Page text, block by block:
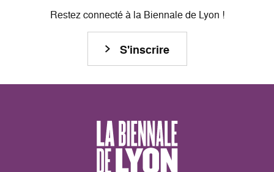
Restez connecté à la Biennale de Lyon !
S'inscrire